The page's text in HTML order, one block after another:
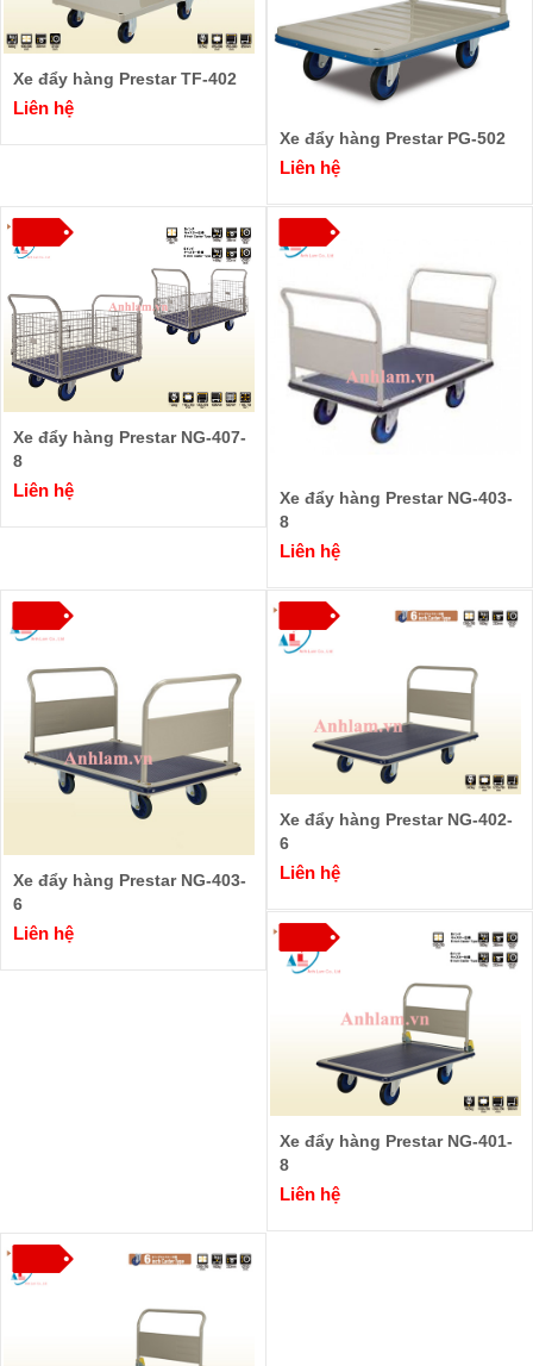
Xe đẩy hàng Prestar TF-402
Liên hệ
Xe đẩy hàng Prestar PG-502
Liên hệ
Xe đẩy hàng Prestar NG-407-
8
Liên hệ
Xe đẩy hàng Prestar NG-403-
8
Liên hệ
Xe đẩy hàng Prestar NG-403-
6
Liên hệ
Xe đẩy hàng Prestar NG-402-
6
Liên hệ
Xe đẩy hàng Prestar NG-401-
8
Liên hệ